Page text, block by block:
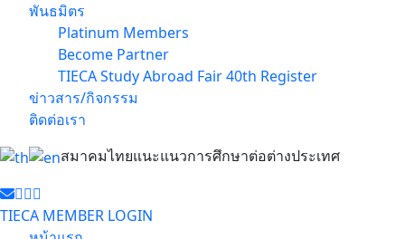
พันธมิตร
Platinum Members
Become Partner
TIECA Study Abroad Fair 40th Register
ข่าวสาร/กิจกรรม
ติดต่อเรา
สมาคมไทยแนะแนวการศึกษาต่อต่างประเทศ
TIECA MEMBER LOGIN